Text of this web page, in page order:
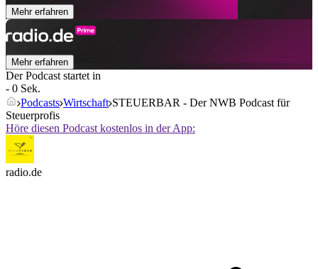
Mehr erfahren
Mehr erfahren
Der Podcast startet in
- 0 Sek.
Podcasts Wirtschaft STEUERBAR - Der NWB Podcast für
Steuerprofis
Höre diesen Podcast kostenlos in der App:
radio.de